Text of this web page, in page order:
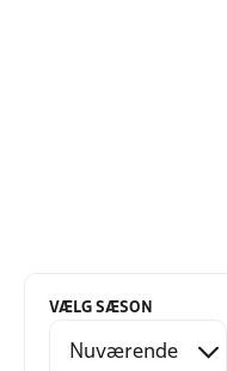
VÆLG SÆSON